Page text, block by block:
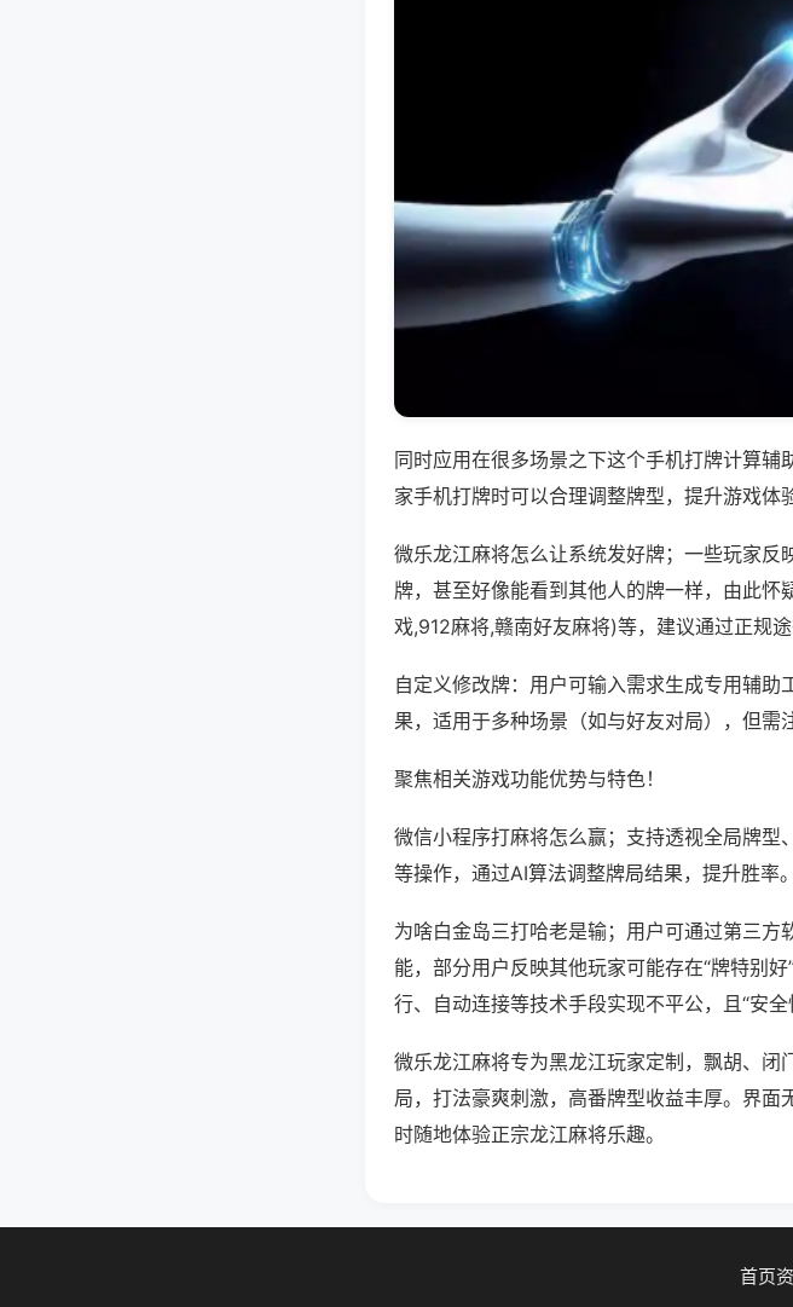
同时应用在很多场景之下这个手机打牌计算
家手机打牌时可以合理调整牌型，提升游戏体
微乐龙江麻将怎么让系统发好牌；一些玩家
牌，甚至好像能看到其他人的牌一样，由此
戏,912麻将,赣南好友麻将)等，建议通过正规途
自定义修改牌：用户可输入需求生成专用辅助
果，适用于多种场景（如与好友对局），但需
聚焦相关游戏功能优势与特色！
微信小程序打麻将怎么赢；支持透视全局牌
等操作，通过AI算法调整牌局结果，提升胜率。
为啥白金岛三打哈老是输；用户可通过第三方
能，部分用户反映其他玩家可能存在“牌特别
行、自动连接等技术手段实现不平公，且“安全
微乐龙江麻将专为黑龙江玩家定制，飘胡、
局，打法豪爽刺激，高番牌型收益丰厚。界
时随地体验正宗龙江麻将乐趣。
首页